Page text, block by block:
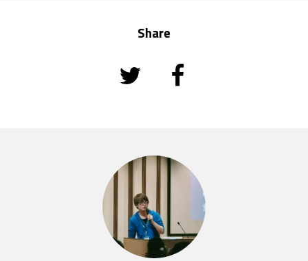
Share